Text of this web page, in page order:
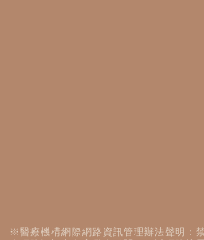
※醫療機構網際網路資訊管理辦法聲明：